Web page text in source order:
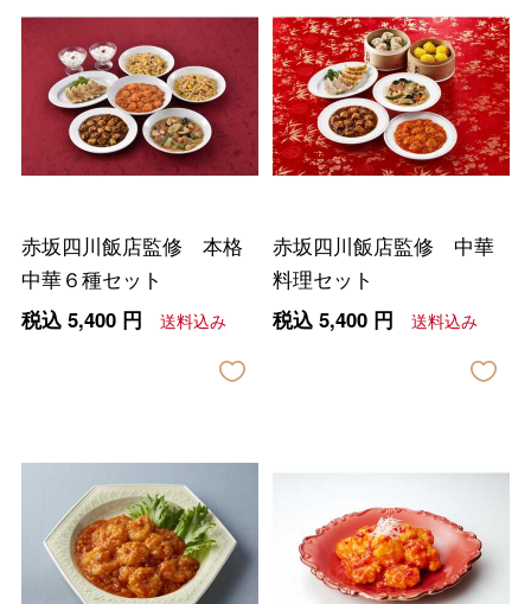
赤坂四川飯店監修 本格
中華６種セット
税込 5,400円 送料込み
赤坂四川飯店監修 中華
料理セット
税込 5,400円 送料込み